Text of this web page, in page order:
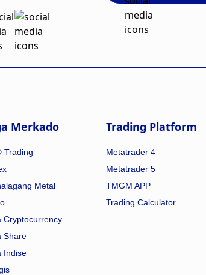
Merkado
Trading
Metal
Cryptocurrency
Share
Indise
Trading Platform
Metatrader 4
Metatrader 5
TMGM APP
Trading Calculator